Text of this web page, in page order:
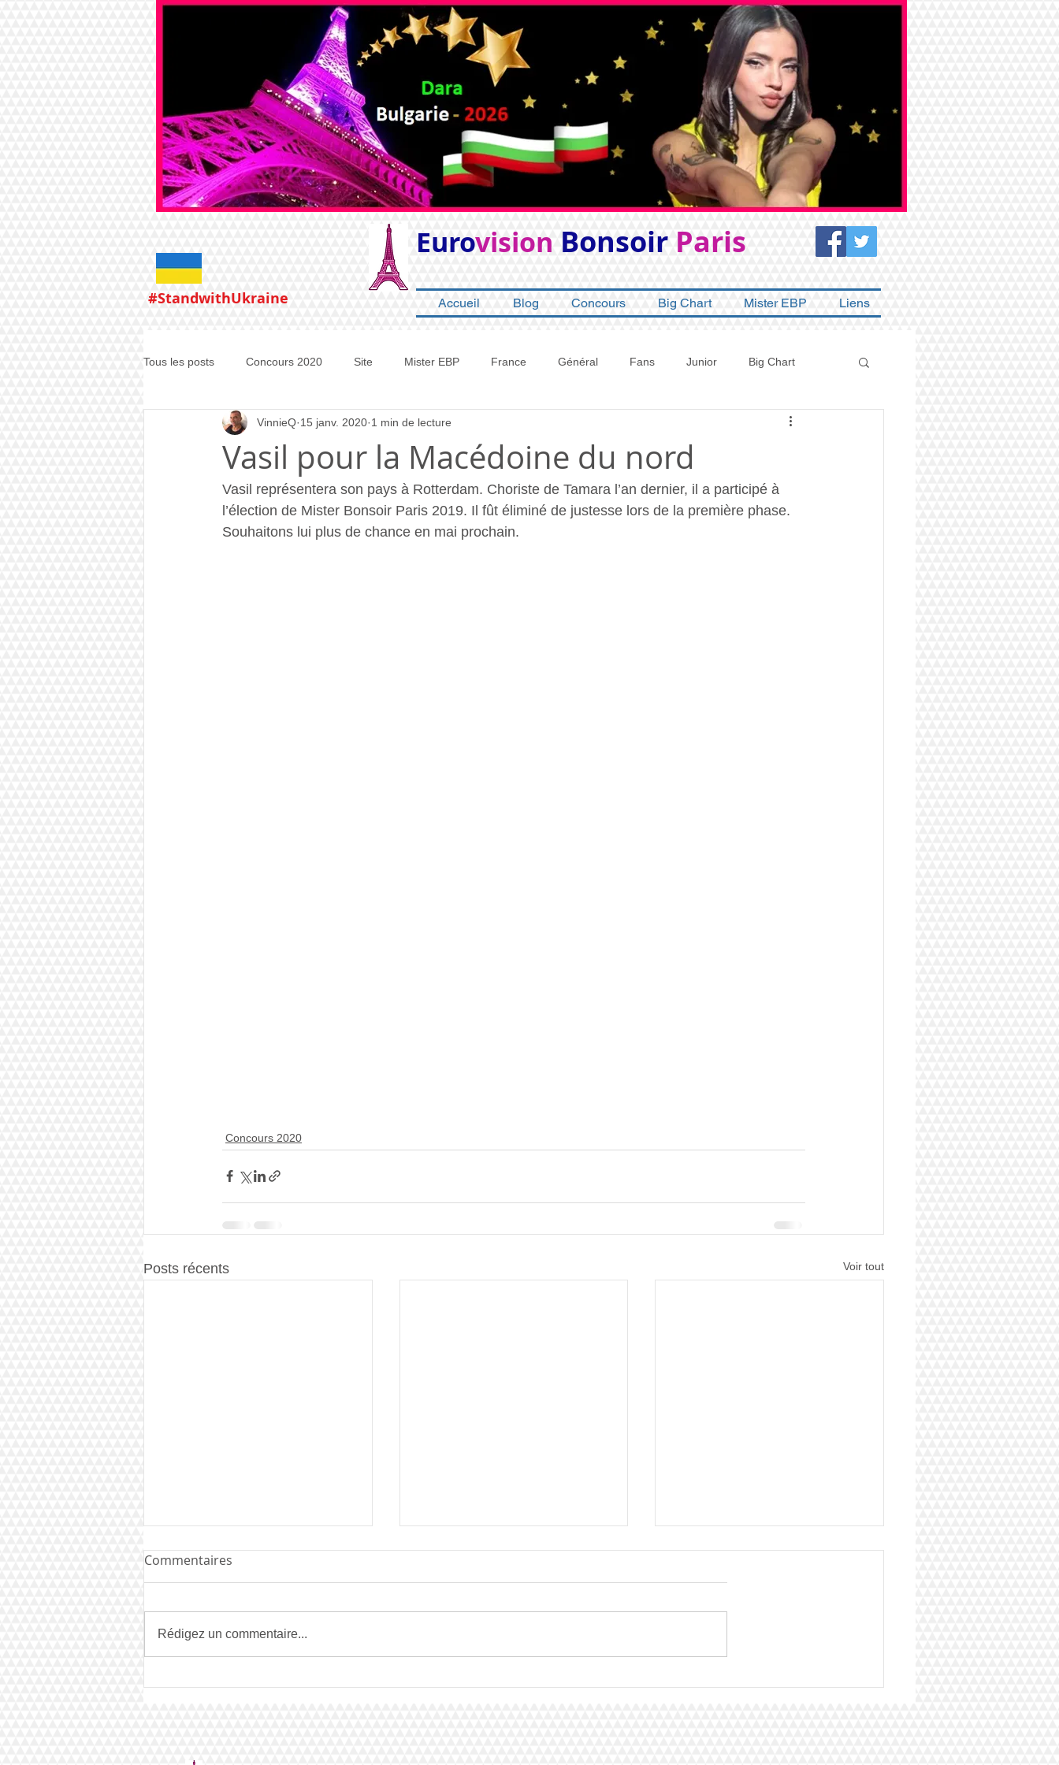
#StandwithUkraine
Eurovision Bonsoir Paris
Accueil Blog Concours Big Chart Mister EBP Liens
Tous les posts Concours 2020 Site Mister EBP France Général Fans Junior Big Chart
Concours 2021 Concours 2022 Concours 2023 Concours 2026
Vasil pour la Macédoine du nord
VinnieQ 15 janv. 2020 1 min de lecture
Vasil représentera son pays à Rotterdam. Choriste de Tamara l’an dernier, il a participé à
l’élection de Mister Bonsoir Paris 2019. Il fût éliminé de justesse lors de la première phase.
Souhaitons lui plus de chance en mai prochain.
Concours 2020
Posts récents Voir tout
Commentaires
Rédigez un commentaire...